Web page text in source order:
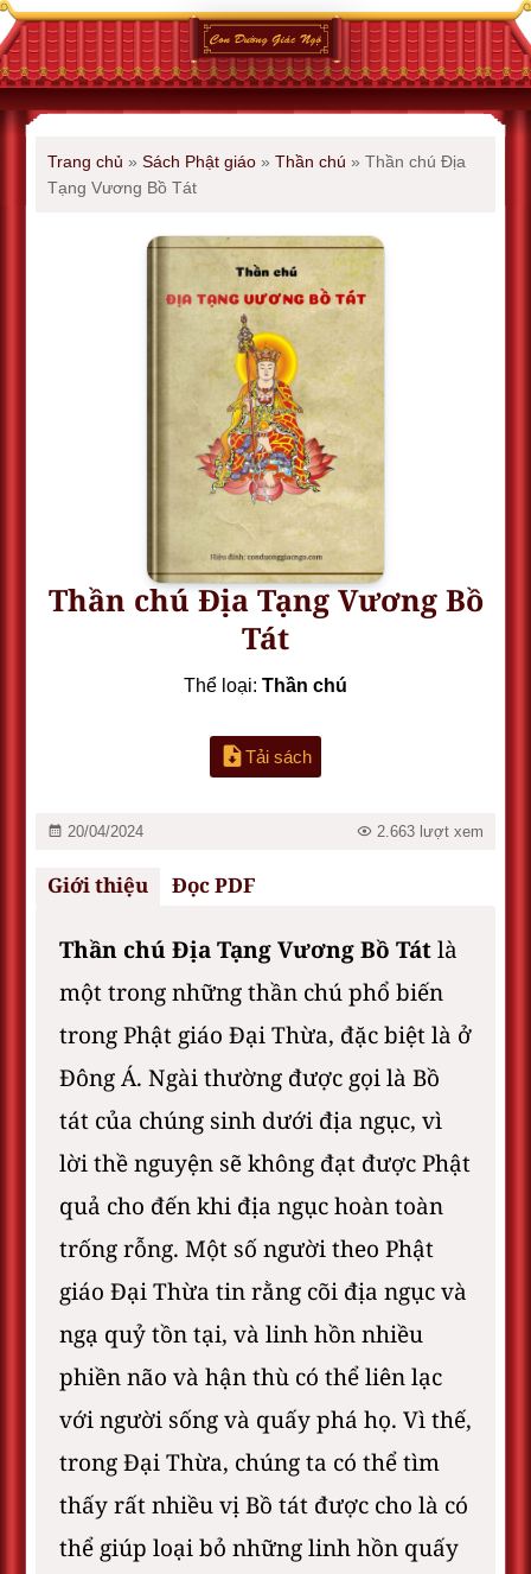
Trang chủ » Sách Phật giáo » Thần chú » Thần chú Địa
Tạng Vương Bồ Tát
Thần chú Địa Tạng Vương Bồ
Tát
Thể loại: Thần chú
Tải sách
20/04/2024 2.663 lượt xem
Giới thiệu Đọc PDF
Thần chú Địa Tạng Vương Bồ Tátlà
một trong những thần chú phổ biến
trong Phật giáo Đại Thừa, đặc biệt là ở
Đông Á. Ngài thường được gọi là Bồ
tát của chúng sinh dưới địa ngục, vì
lời thề nguyện sẽ không đạt được Phật
quả cho đến khi địa ngục hoàn toàn
trống rỗng. Một số người theo Phật
giáo Đại Thừa tin rằng cõi địa ngục và
ngạ quỷ tồn tại, và linh hồn nhiều
phiền não và hận thù có thể liên lạc
với người sống và quấy phá họ. Vì thế,
trong Đại Thừa, chúng ta có thể tìm
thấy rất nhiều vị Bồ tát được cho là có
thể giúp loại bỏ những linh hồn quấy